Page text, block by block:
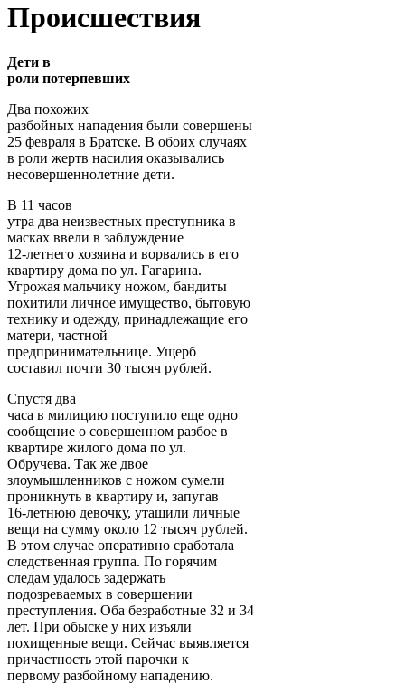
Происшествия
Дети в
роли потерпевших
Два похожих
разбойных нападения были совершены
25 февраля в Братске. В обоих случаях
в роли жертв насилия оказывались
несовершеннолетние дети.
В 11 часов
утра два неизвестных преступника в
масках ввели в заблуждение
12-летнего хозяина и ворвались в его
квартиру дома по ул. Гагарина.
Угрожая мальчику ножом, бандиты
похитили личное имущество, бытовую
технику и одежду, принадлежащие его
матери, частной
предпринимательнице. Ущерб
составил почти 30 тысяч рублей.
Спустя два
часа в милицию поступило еще одно
сообщение о совершенном разбое в
квартире жилого дома по ул.
Обручева. Так же двое
злоумышленников с ножом сумели
проникнуть в квартиру и, запугав
16-летнюю девочку, утащили личные
вещи на сумму около 12 тысяч рублей.
В этом случае оперативно сработала
следственная группа. По горячим
следам удалось задержать
подозреваемых в совершении
преступления. Оба безработные 32 и 34
лет. При обыске у них изъяли
похищенные вещи. Сейчас выявляется
причастность этой парочки к
первому разбойному нападению.